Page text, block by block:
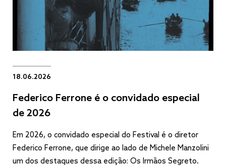
18.06.2026
Federico Ferrone é o convidado especial
de 2026
Em 2026, o convidado especial do Festival é o diretor
Federico Ferrone, que dirige ao lado de Michele Manzolini
um dos destaques dessa edição: Os Irmãos Segreto.